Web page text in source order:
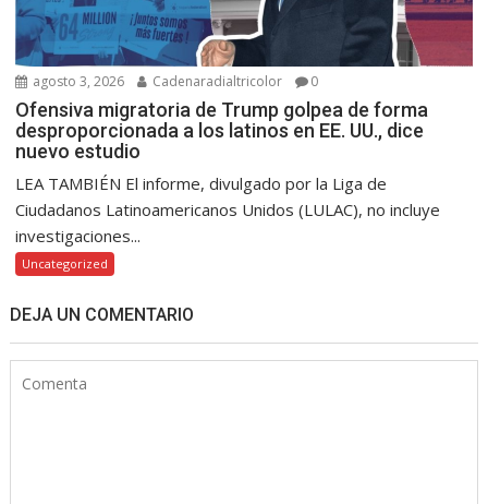
agosto 3, 2026 Cadenaradialtricolor 0
Ofensiva migratoria de Trump golpea de forma
desproporcionada a los latinos en EE. UU., dice
nuevo estudio
LEA TAMBIÉN El informe, divulgado por la Liga de
Ciudadanos Latinoamericanos Unidos (LULAC), no incluye
investigaciones...
Uncategorized
DEJA UN COMENTARIO